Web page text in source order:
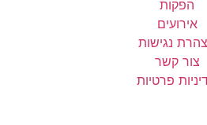
הפקות
אירועים
נגישות
צור קשר
פרטיות